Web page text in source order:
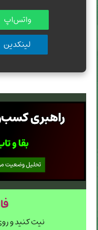
واتس‌اپ
لینکدین
نیت کنید و